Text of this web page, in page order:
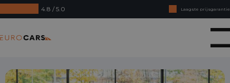
4.8 / 5.0
Laagste prijsgarantie
Online kopen, niet goed geld terug
Financial lease - Soepele acceptatie